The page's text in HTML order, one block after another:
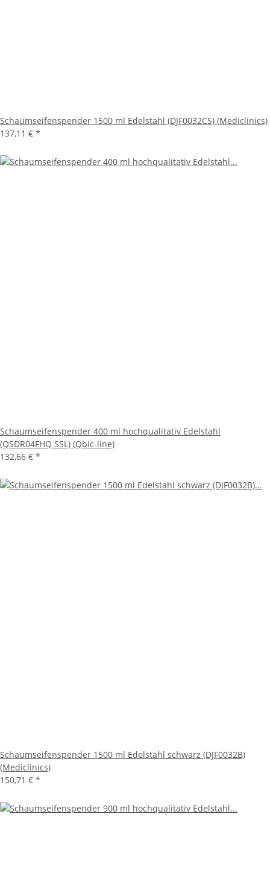
Schaumseifenspender 1500 ml Edelstahl (DJF0032CS) (Mediclinics)
137,11 € *
Schaumseifenspender 400 ml hochqualitativ Edelstahl
(QSDR04FHQ SSL) (Qbic-line)
132,66 € *
Schaumseifenspender 1500 ml Edelstahl schwarz (DJF0032B)
(Mediclinics)
150,71 € *